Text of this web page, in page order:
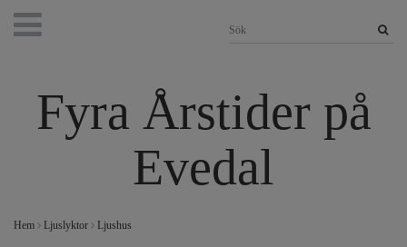
Fyra Årstider på
Evedal
Hem Ljuslyktor Ljushus